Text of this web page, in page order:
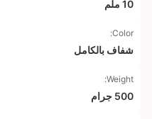
10 ملم
Color:
شفاف بالكامل
Weight:
500 جرام